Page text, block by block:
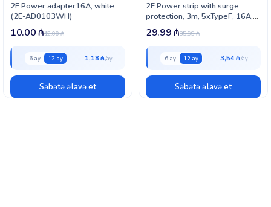
2E Power adapter16A, white
(2E-AD0103WH)
12.00₼
10.00₼
6 ay 12 ay 1,18 ₼
Səbətə əlavə et
2E Power strip with surge
protection, 3m, 5xTypeF, 16A,
white (2E-SP515OSM3WH)
35.99₼
29.99₼
6 ay 12 ay 3,54 ₼
Səbətə əlavə et